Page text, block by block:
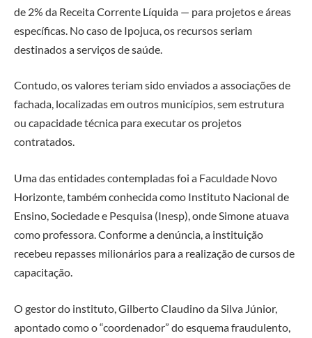
de 2% da Receita Corrente Líquida — para projetos e áreas
específicas. No caso de Ipojuca, os recursos seriam
destinados a serviços de saúde.
Contudo, os valores teriam sido enviados a associações de
fachada, localizadas em outros municípios, sem estrutura
ou capacidade técnica para executar os projetos
contratados.
Uma das entidades contempladas foi a Faculdade Novo
Horizonte, também conhecida como Instituto Nacional de
Ensino, Sociedade e Pesquisa (Inesp), onde Simone atuava
como professora. Conforme a denúncia, a instituição
recebeu repasses milionários para a realização de cursos de
capacitação.
O gestor do instituto, Gilberto Claudino da Silva Júnior,
apontado como o “coordenador” do esquema fraudulento,